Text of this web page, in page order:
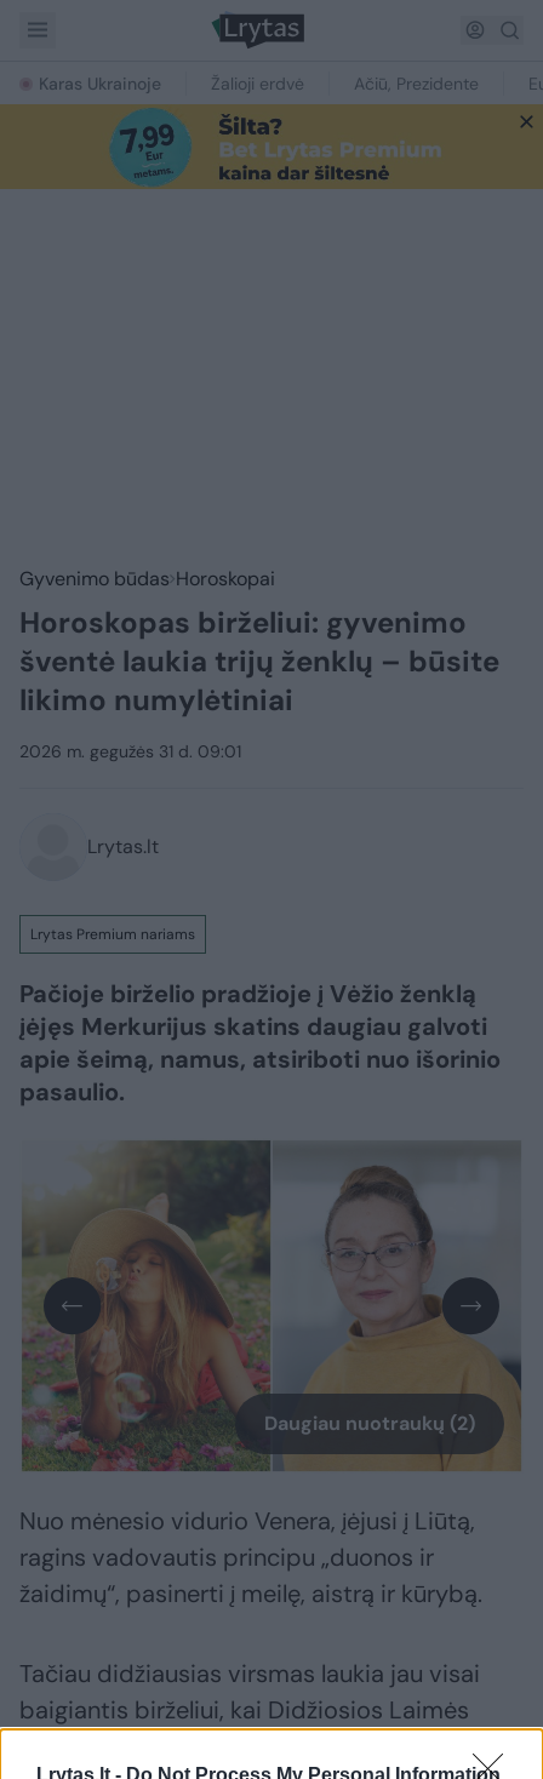
Lrytas.lt - Do Not Process My Personal Information
Karas Ukrainoje Žalioji erdvė Ačiū, Prezidente
Gyvenimo būdas Horoskopai
Horoskopas birželiui: gyvenimo
šventė laukia trijų ženklų – būsite
likimo numylėtiniai
2026 m. gegužės 31 d. 09:01
Lrytas.lt
Lrytas Premium nariams
Pačioje birželio pradžioje į Vėžio ženklą
įėjęs Merkurijus skatins daugiau galvoti
apie šeimą, namus, atsiriboti nuo išorinio
pasaulio.
Daugiau nuotraukų (2)
Nuo mėnesio vidurio Venera, įėjusi į Liūtą,
ragins vadovautis principu „duonos ir
žaidimų“, pasinerti į meilę, aistrą ir kūrybą.
Tačiau didžiausias virsmas laukia jau visai
baigiantis birželiui, kai Didžiosios Laimės